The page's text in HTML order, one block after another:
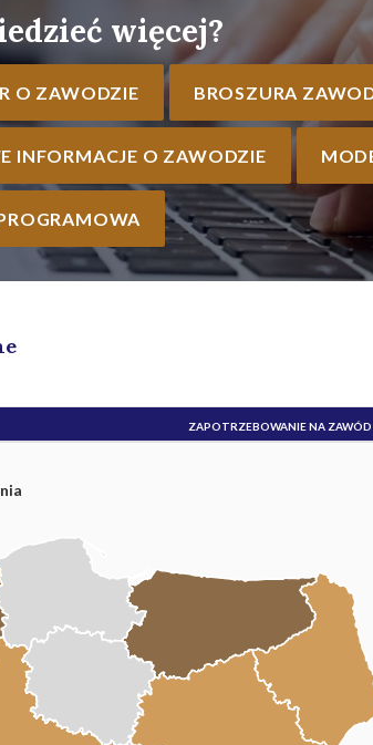
więcej?
O ZAWODZIE BROSZURA
INFORMACJE O ZAWODZIE
ZAPOTRZEBOWANIE NA ZAWÓD